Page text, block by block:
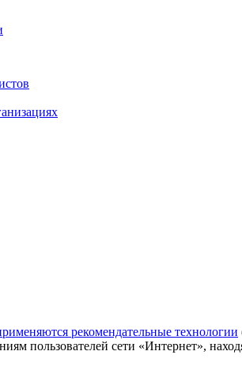
рекомендательные технологии
пользователей сети «Интернет»,